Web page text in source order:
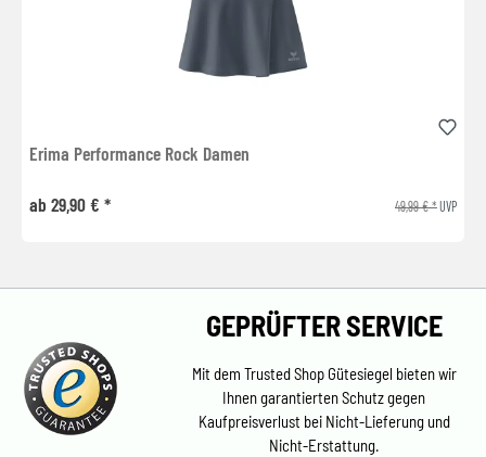
Erima Performance Rock Damen
ab 29,90 € * 49,99 € *UVP
GEPRÜFTER SERVICE
Mit dem Trusted Shop Gütesiegel bieten wir
Ihnen garantierten Schutz gegen
Kaufpreisverlust bei Nicht-Lieferung und
Nicht-Erstattung.